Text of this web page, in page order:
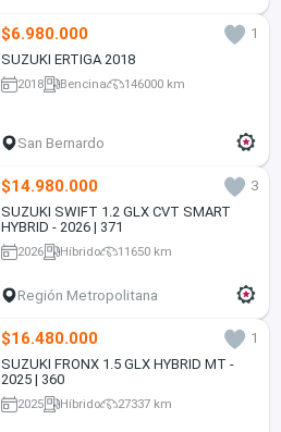
$6.980.000
1
SUZUKI ERTIGA 2018
2018 Bencina 146000 km
San Bernardo
$14.980.000
3
SUZUKI SWIFT 1.2 GLX CVT SMART
HYBRID - 2026 | 371
2026 Híbrido 11650 km
Región Metropolitana
$16.480.000
1
SUZUKI FRONX 1.5 GLX HYBRID MT -
2025 | 360
2025 Híbrido 27337 km